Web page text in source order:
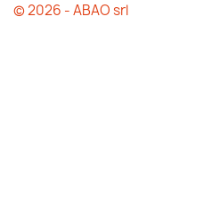
© 2026 - ABAO srl